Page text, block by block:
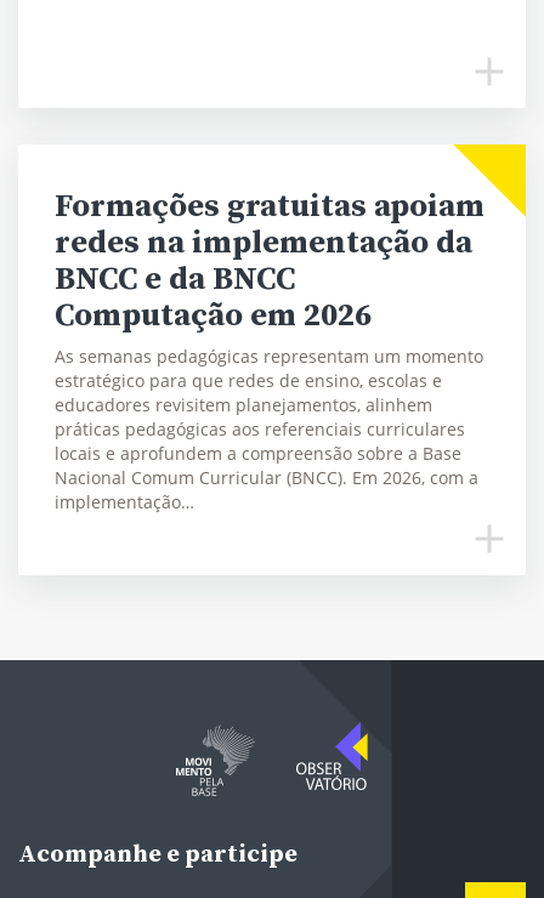
Formações gratuitas apoiam
redes na implementação da
BNCC e da BNCC
Computação em 2026
As semanas pedagógicas representam um momento
estratégico para que redes de ensino, escolas e
educadores revisitem planejamentos, alinhem
práticas pedagógicas aos referenciais curriculares
locais e aprofundem a compreensão sobre a Base
Nacional Comum Curricular (BNCC). Em 2026, com a
implementação…
Acompanhe e participe